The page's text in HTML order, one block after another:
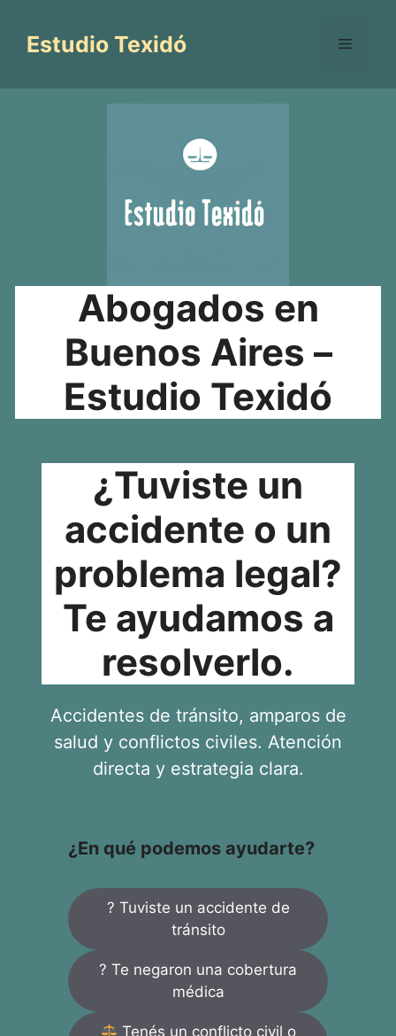
contenido
Estudio Texidó Menú
Abogados en
Buenos Aires –
Estudio Texidó
¿Tuviste un
accidente o un
problema legal?
Te ayudamos a
resolverlo.
Accidentes de tránsito, amparos de
salud y conflictos civiles. Atención
directa y estrategia clara.
¿En qué podemos ayudarte?
? Tuviste un accidente de
tránsito
? Te negaron una cobertura
médica
Tenés un conflicto civil o